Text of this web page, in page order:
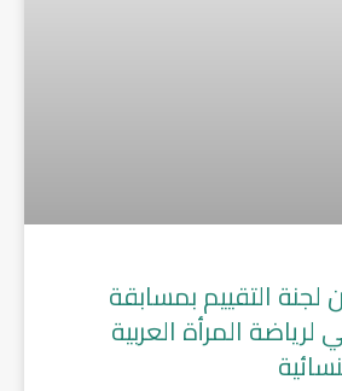
التقييم بمسابقة
لرياضة المرأة العربية